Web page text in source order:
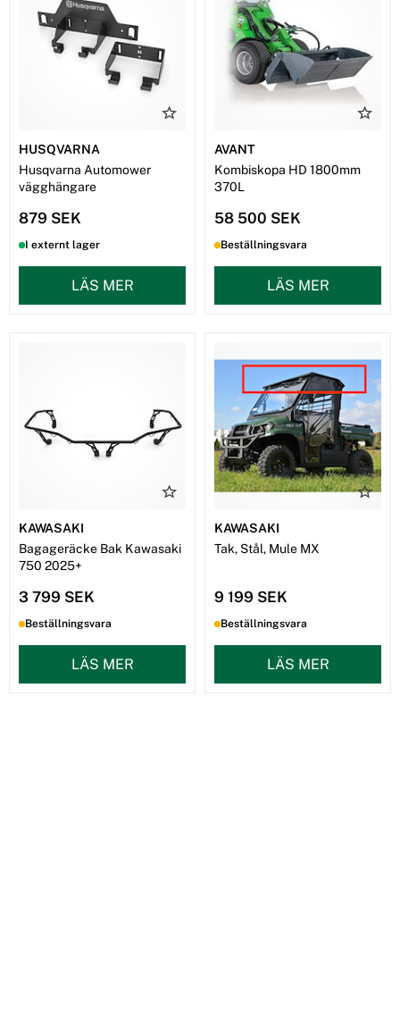
HUSQVARNA
Husqvarna Automower
vägghängare
879 SEK
I externt lager
LÄS MER
AVANT
Kombiskopa HD 1800mm
370L
58 500 SEK
Beställningsvara
LÄS MER
KAWASAKI
Bagageräcke Bak Kawasaki
750 2025+
3 799 SEK
Beställningsvara
LÄS MER
KAWASAKI
Tak, Stål, Mule MX
9 199 SEK
Beställningsvara
LÄS MER